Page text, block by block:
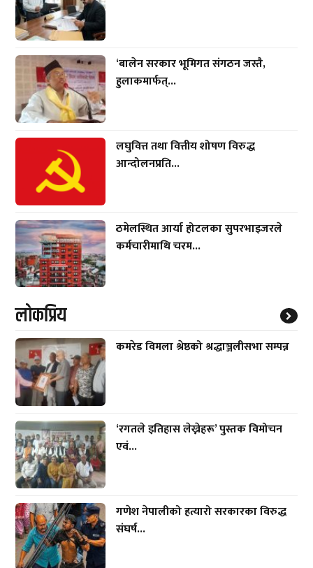
‘बालेन सरकार भूमिगत संगठन जस्तै,
हुलाकमार्फत्...
लघुवित्त तथा वित्तीय शोषण विरुद्ध
आन्दोलनप्रति...
ठमेलस्थित आर्या होटलका सुपरभाइजरले
कर्मचारीमाथि चरम...
लाेकप्रिय
कमरेड विमला श्रेष्ठको श्रद्धाञ्जलीसभा सम्पन्न
‘रगतले इतिहास लेख्नेहरू’ पुस्तक विमोचन
एवं...
गणेश नेपालीको हत्यारो सरकारका विरुद्ध
संघर्ष...